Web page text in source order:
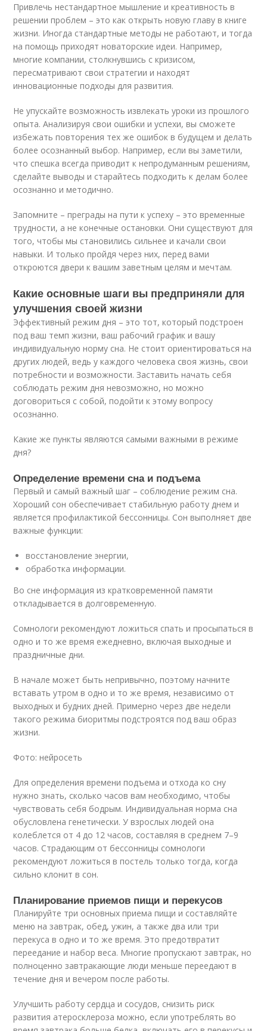
Привлечь нестандартное мышление и креативность в
решении проблем – это как открыть новую главу в книге
жизни. Иногда стандартные методы не работают, и тогда
на помощь приходят новаторские идеи. Например,
многие компании, столкнувшись с кризисом,
пересматривают свои стратегии и находят
инновационные подходы для развития.
Не упускайте возможность извлекать уроки из прошлого
опыта. Анализируя свои ошибки и успехи, вы сможете
избежать повторения тех же ошибок в будущем и делать
более осознанный выбор. Например, если вы заметили,
что спешка всегда приводит к непродуманным решениям,
сделайте выводы и старайтесь подходить к делам более
осознанно и методично.
Запомните – преграды на пути к успеху – это временные
трудности, а не конечные остановки. Они существуют для
того, чтобы мы становились сильнее и качали свои
навыки. И только пройдя через них, перед вами
откроются двери к вашим заветным целям и мечтам.
Какие основные шаги вы предприняли для
улучшения своей жизни
Эффективный режим дня – это тот, который подстроен
под ваш темп жизни, ваш рабочий график и вашу
индивидуальную норму сна. Не стоит ориентироваться на
других людей, ведь у каждого человека своя жизнь, свои
потребности и возможности. Заставить начать себя
соблюдать режим дня невозможно, но можно
договориться с собой, подойти к этому вопросу
осознанно.
Какие же пункты являются самыми важными в режиме
дня?
Определение времени сна и подъема
Первый и самый важный шаг – соблюдение режим сна.
Хороший сон обеспечивает стабильную работу днем и
является профилактикой бессонницы. Сон выполняет две
важные функции:
восстановление энергии,
обработка информации.
Во сне информация из кратковременной памяти
откладывается в долговременную.
Сомнологи рекомендуют ложиться спать и просыпаться в
одно и то же время ежедневно, включая выходные и
праздничные дни.
В начале может быть непривычно, поэтому начните
вставать утром в одно и то же время, независимо от
выходных и будних дней. Примерно через две недели
такого режима биоритмы подстроятся под ваш образ
жизни.
Фото: нейросеть
Для определения времени подъема и отхода ко сну
нужно знать, сколько часов вам необходимо, чтобы
чувствовать себя бодрым. Индивидуальная норма сна
обусловлена генетически. У взрослых людей она
колеблется от 4 до 12 часов, составляя в среднем 7–9
часов. Страдающим от бессонницы сомнологи
рекомендуют ложиться в постель только тогда, когда
сильно клонит в сон.
Планирование приемов пищи и перекусов
Планируйте три основных приема пищи и составляйте
меню на завтрак, обед, ужин, а также два или три
перекуса в одно и то же время. Это предотвратит
переедание и набор веса. Многие пропускают завтрак, но
полноценно завтракающие люди меньше переедают в
течение дня и вечером после работы.
Улучшить работу сердца и сосудов, снизить риск
развития атеросклероза можно, если употреблять во